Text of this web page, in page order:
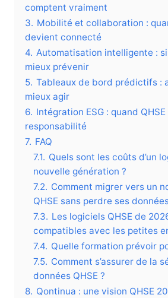
comptent vraiment
3. Mobilité et collaboration :
devient connecté
4. Automatisation intelligente :
mieux prévenir
5. Tableaux de bord prédictifs :
mieux agir
6. Intégration ESG : quand
responsabilité
7. FAQ
7.1. Quels sont les coûts d’un
nouvelle génération ?
7.2. Comment migrer vers un
QHSE sans perdre ses
7.3. Les logiciels QHSE de
compatibles avec les petites
7.4. Quelle formation prévoir
7.5. Comment s’assurer de la
données QHSE ?
8. Qontinua : une vision QHSE